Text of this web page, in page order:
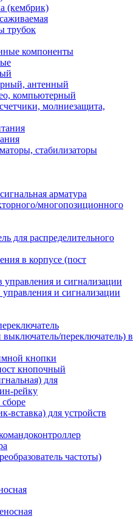
(кембрик)
трубок
компоненты
антенный
компьютерный
молниезащита,
стабилизаторы
арматура
многопозиционного
для распределительного
в корпусе (пост
и сигнализации
и сигнализации
переключатель) в
кнопки
кнопочный
для
рейку
вставка) для устройств
частоты)